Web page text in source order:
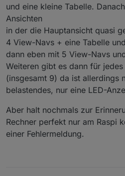
und eine kleine Tabelle.
Ansichten
in der die Hauptansicht quasi
4 View-Navs + eine Tabelle
dann eben mit 5 View-Navs
Weiteren gibt es dann für
(insgesamt 9) da ist allerdings
belastendes, nur eine LED-
Aber halt nochmals zur
Rechner perfekt nur am Raspi
einer Fehlermeldung.